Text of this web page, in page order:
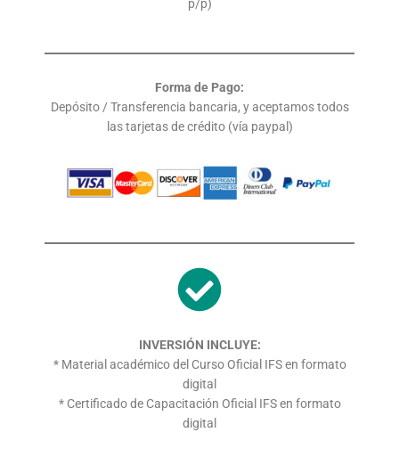
p/p)
Forma de Pago:
Depósito / Transferencia bancaria, y aceptamos todos
las tarjetas de crédito (vía paypal)
INVERSIÓN INCLUYE:
* Material académico del Curso Oficial IFS en formato
digital
* Certificado de Capacitación Oficial IFS en formato
digital